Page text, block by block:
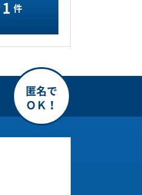
1 件